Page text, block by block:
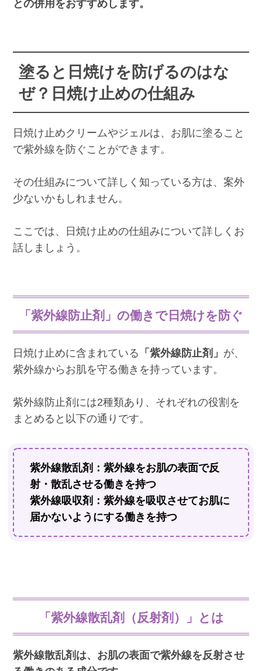
との併用をおすすめします。
塗ると日焼けを防げるのはな
ぜ？日焼け止めの仕組み
日焼け止めクリームやジェルは、お肌に塗ること
で紫外線を防ぐことができます。
その仕組みについて詳しく知っている方は、案外
少ないかもしれません。
ここでは、日焼け止めの仕組みについて詳しくお
話しましょう。
「紫外線防止剤」の働きで日焼けを防ぐ
日焼け止めに含まれている 「紫外線防止剤」 が、
紫外線からお肌を守る働きを持っています。
紫外線防止剤には2種類あり、それぞれの役割を
まとめると以下の通りです。
紫外線散乱剤：紫外線をお肌の表面で反
射・散乱させる働きを持つ
紫外線吸収剤：紫外線を吸収させてお肌に
届かないようにする働きを持つ
「紫外線散乱剤（反射剤）」とは
紫外線散乱剤は、お肌の表面で紫外線を反射させ